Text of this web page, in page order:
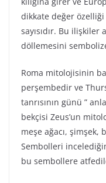
dikkate değer özelliği
sayısıdır. Bu
döllemesini
Roma mitolojisinin
perşembedir ve
tanrısının günü ”
bekçisi Zeus’un
meşe ağacı, şimşek,
Sembolleri
bu sembollere